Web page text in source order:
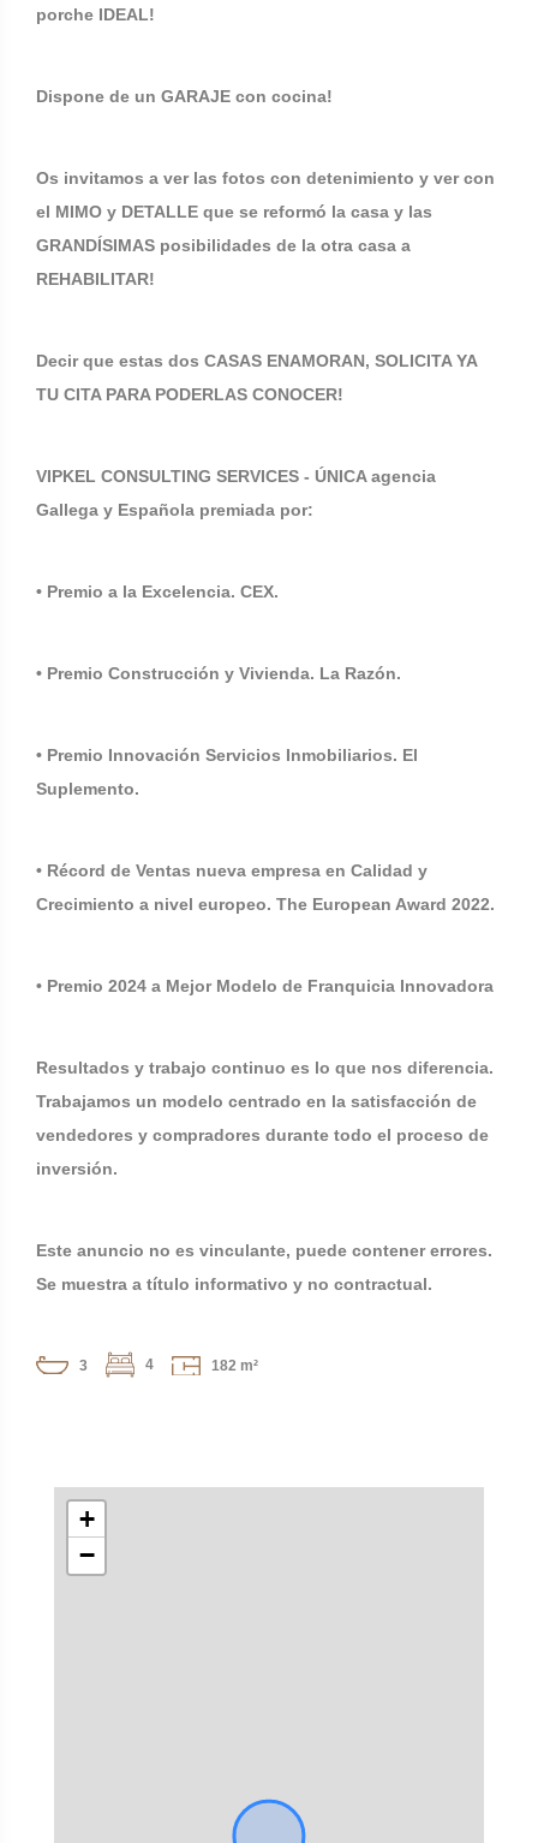
porche IDEAL!
Dispone de un GARAJE con cocina!
Os invitamos a ver las fotos con detenimiento y ver con
el MIMO y DETALLE que se reformó la casa y las
GRANDÍSIMAS posibilidades de la otra casa a
REHABILITAR!
Decir que estas dos CASAS ENAMORAN, SOLICITA YA
TU CITA PARA PODERLAS CONOCER!
VIPKEL CONSULTING SERVICES - ÚNICA agencia
Gallega y Española premiada por:
• Premio a la Excelencia. CEX.
• Premio Construcción y Vivienda. La Razón.
• Premio Innovación Servicios Inmobiliarios. El
Suplemento.
• Récord de Ventas nueva empresa en Calidad y
Crecimiento a nivel europeo. The European Award 2022.
• Premio 2024 a Mejor Modelo de Franquicia Innovadora
Resultados y trabajo continuo es lo que nos diferencia.
Trabajamos un modelo centrado en la satisfacción de
vendedores y compradores durante todo el proceso de
inversión.
Este anuncio no es vinculante, puede contener errores.
Se muestra a título informativo y no contractual.
3 4 182 m²
+
−